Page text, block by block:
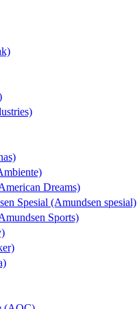
Dreams)
Spesial (Amundsen spesial)
Sports)